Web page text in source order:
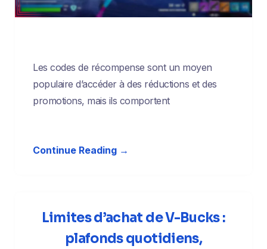
Les codes de récompense sont un moyen
populaire d’accéder à des réductions et des
promotions, mais ils comportent
Continue Reading →
Limites d’achat de V-Bucks :
plafonds quotidiens,